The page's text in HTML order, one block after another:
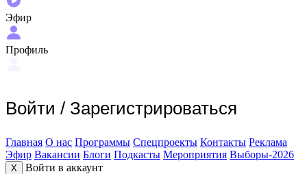
Эфир
Профиль
Войти / Зарегистрироваться
Главная О нас Программы Спецпроекты Контакты Реклама
Эфир Вакансии Блоги Подкасты Мероприятия Выборы-2026
X
Войти в аккаунт